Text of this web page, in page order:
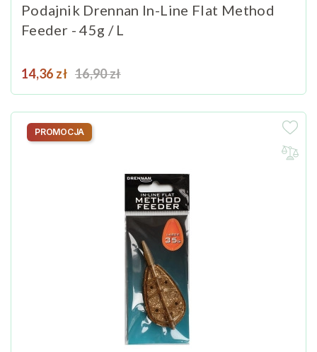
Podajnik Drennan In-Line Flat Method
Feeder - 45g / L
Cena
14,36 zł Cena podstawowa
16,90 zł
PROMOCJA